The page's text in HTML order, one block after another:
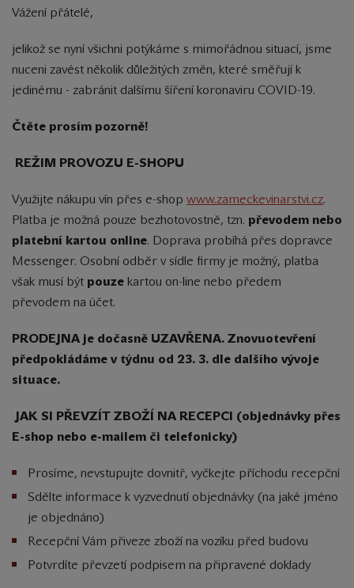
Vážení přátelé,
jelikož se nyní všichni potýkáme s mimořádnou situací, jsme
nuceni zavést několik důležitých změn, které směřují k
jedinému - zabránit dalšímu šíření koronaviru COVID-19.
Čtěte prosím pozorně!
REŽIM PROVOZU E-SHOPU
Využijte nákupu vín přes e-shop www.zameckevinarstvi.cz.
Platba je možná pouze bezhotovostně, tzn. převodem nebo
platební kartou online. Doprava probíhá přes dopravce
Messenger. Osobní odběr v sídle firmy je možný, platba
však musí být pouze kartou on-line nebo předem
převodem na účet.
PRODEJNA je dočasně UZAVŘENA. Znovuotevření
předpokládáme v týdnu od 23. 3. dle dalšího vývoje
situace.
JAK SI PŘEVZÍT ZBOŽÍ NA RECEPCI (objednávky přes
E-shop nebo e-mailem či telefonicky)
Prosíme, nevstupujte dovnitř, vyčkejte příchodu recepční
Sdělte informace k vyzvednutí objednávky (na jaké jméno
je objednáno)
Recepční Vám přiveze zboží na vozíku před budovu
Potvrdíte převzetí podpisem na připravené doklady